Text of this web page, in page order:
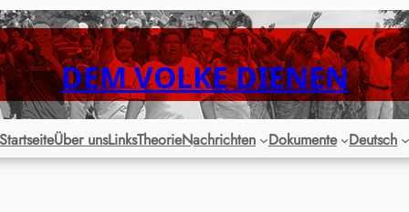
DEM VOLKE DIENEN
StartseiteÜber unsLinksTheorieNachrichten Dokumente Deutsch